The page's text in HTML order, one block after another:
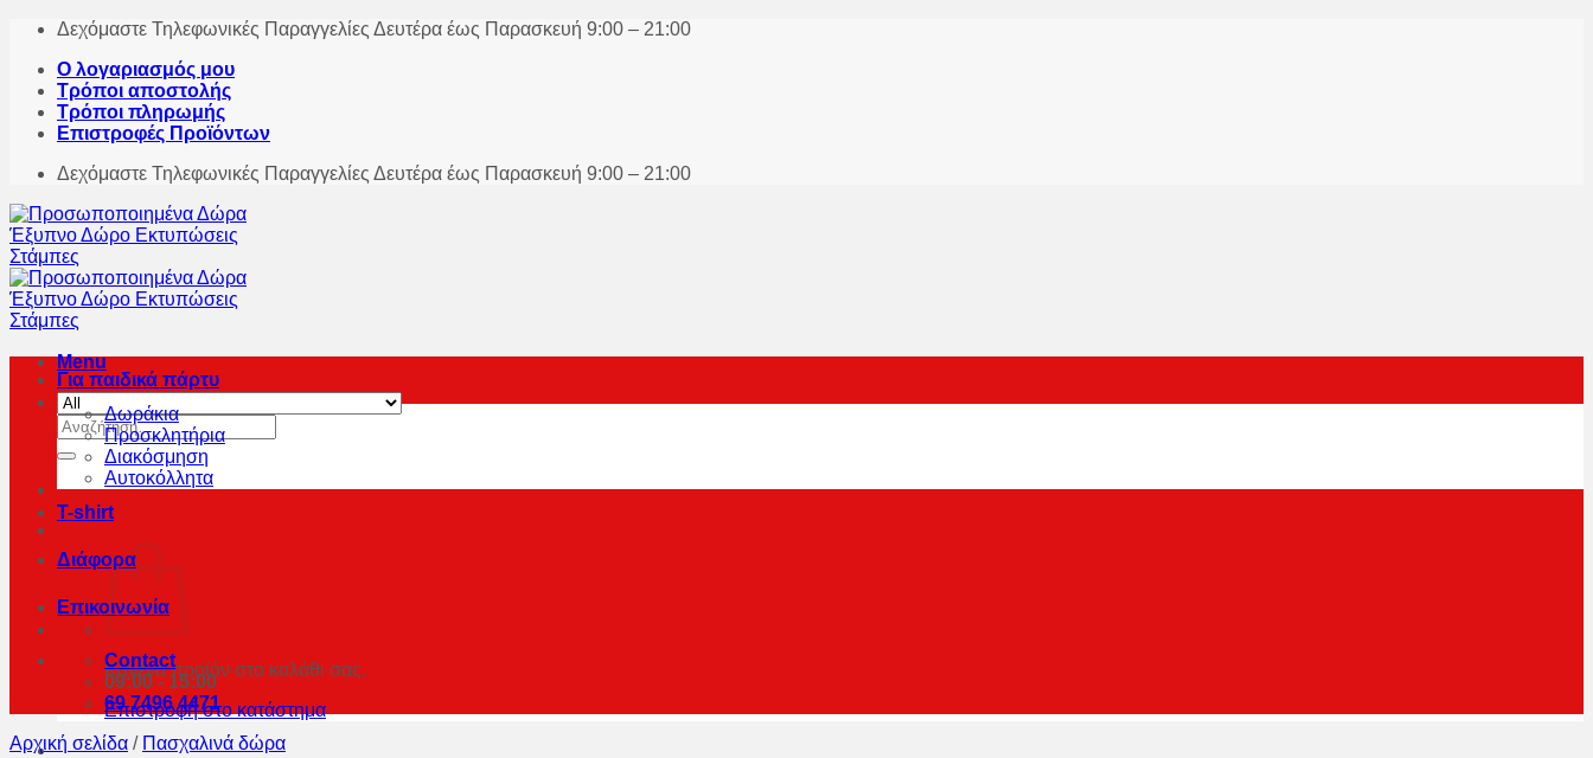
Skip
content
Δεχόμαστε Τηλεφωνικές Παραγγελίες Δευτέρα έως Παρασκευή 9:00 – 21:00
Ο λογαριασμός μου
Τρόποι αποστολής
Τρόποι πληρωμής
Επιστροφές Προϊόντων
Δεχόμαστε Τηλεφωνικές Παραγγελίες Δευτέρα έως Παρασκευή 9:00 – 21:00
Menu
Αναζήτηση
για:
Κανένα προϊόν στο καλάθι σας.
Επιστροφή στο κατάστημα
Για παιδικά πάρτυ
Δωράκια
Προσκλητήρια
Διακόσμηση
Αυτοκόλλητα
T-shirt
Διάφορα
Επικοινωνία
Contact
09:00 - 15:00
69 7496 4471
Αρχική σελίδα / Πασχαλινά δώρα